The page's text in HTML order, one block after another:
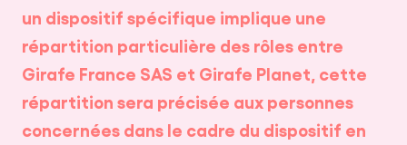
un dispositif spécifique implique une
répartition particulière des rôles entre
Girafe France SAS et Girafe Planet, cette
répartition sera précisée aux personnes
concernées dans le cadre du dispositif en